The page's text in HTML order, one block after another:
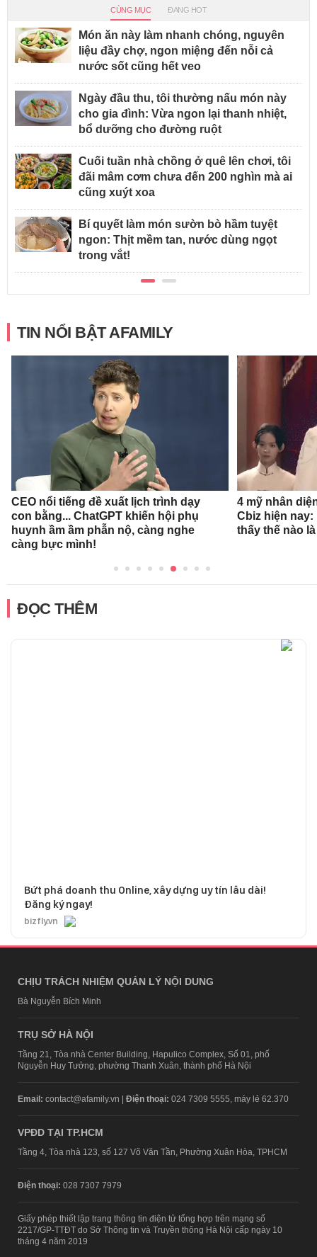
CÙNG MỤC ĐANG HOT
Món ăn này làm nhanh chóng, nguyên
liệu đầy chợ, ngon miệng đến nỗi cả
nước sốt cũng hết veo
Ngày đầu thu, tôi thường nấu món này
cho gia đình: Vừa ngon lại thanh nhiệt,
bổ dưỡng cho đường ruột
Cuối tuần nhà chồng ở quê lên chơi, tôi
đãi mâm cơm chưa đến 200 nghìn mà ai
cũng xuýt xoa
Bí quyết làm món sườn bò hầm tuyệt
ngon: Thịt mềm tan, nước dùng ngọt
trong vắt!
TIN NỔI BẬT AFAMILY
CEO nổi tiếng đề xuất lịch trình dạy
con bằng... ChatGPT khiến hội phụ
huynh ầm ầm phẫn nộ, càng nghe
càng bực mình!
4 mỹ nhân
Cbiz hiện nay:
thấy thế nào
ĐỌC THÊM
Bứt phá doanh thu Online, xây dựng uy tín lâu dài!
Đăng ký ngay!
bizfly.vn
CHỊU TRÁCH NHIỆM QUẢN LÝ NỘI DUNG
Bà Nguyễn Bích Minh
TRỤ SỞ HÀ NỘI
Tầng 21, Tòa nhà Center Building, Hapulico Complex, Số 01, phố
Nguyễn Huy Tưởng, phường Thanh Xuân, thành phố Hà Nội
Email: contact@afamily.vn | Điện thoại: 024 7309 5555, máy lẻ 62.370
VPĐD TẠI TP.HCM
Tầng 4, Tòa nhà 123, số 127 Võ Văn Tần, Phường Xuân Hòa, TPHCM
Điện thoại: 028 7307 7979
Giấy phép thiết lập trang thông tin điện tử tổng hợp trên mạng số
2217/GP-TTĐT do Sở Thông tin và Truyền thông Hà Nội cấp ngày 10
tháng 4 năm 2019